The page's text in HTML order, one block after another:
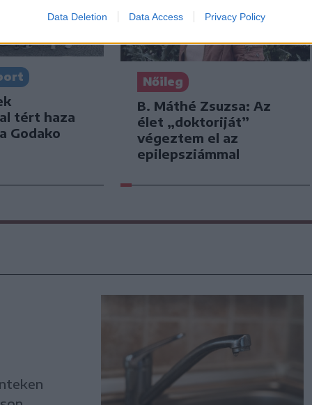
Data Deletion Data Access Privacy Policy
tért haza
Godako
Nőileg
B. Máthé Zsuzsa: Az
élet „doktoriját”
végeztem el az
epilepsziámmal